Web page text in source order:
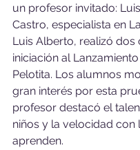
un profesor invitado:
Castro, especialista en
Luis Alberto, realizó dos
iniciación al
Pelotita. Los alumnos
gran interés por esta
profesor destacó el
niños y la velocidad con
aprenden.